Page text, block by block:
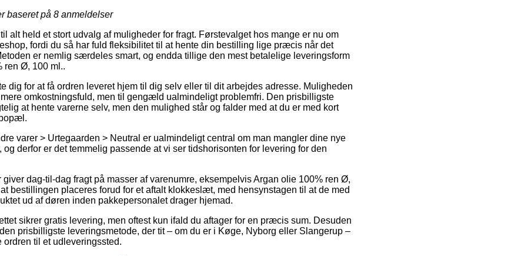
baseret på 8 anmeldelser
alt held et stort udvalg af muligheder for fragt. Førstevalget hos mange er nu om
fordi du så har fuld fleksibilitet til at hente din bestilling lige præcis når det
er nemlig særdeles smart, og endda tillige den mest betalelige leveringsform
ren Ø, 100 ml..
dig for at få ordren leveret hjem til dig selv eller til dit arbejdes adresse. Muligheden
omkostningsfuld, men til gengæld ualmindeligt problemfri. Den prisbilligste
at hente varerne selv, men den mulighed står og falder med at du er med kort
varer > Urtegaarden > Neutral er ualmindeligt central om man mangler dine nye
og derfor er det temmelig passende at vi ser tidshorisonten for levering for den
giver dag-til-dag fragt på masser af varenumre, eksempelvis Argan olie 100% ren Ø,
bestillingen placeres forud for et aftalt klokkeslæt, med hensynstagen til at de med
ud af døren inden pakkepersonalet drager hjemad.
sikrer gratis levering, men oftest kun ifald du aftager for en præcis sum. Desuden
prisbilligste leveringsmetode, der tit – om du er i Køge, Nyborg eller Slangerup –
til et udleveringssted.